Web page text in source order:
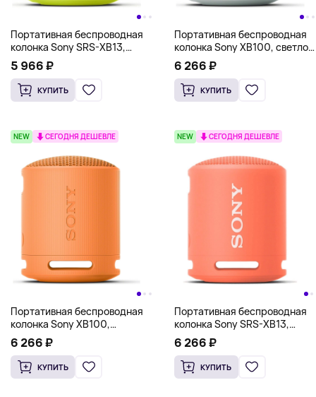
Портативная беспроводная
колонка Sony SRS-XB13,
желтый
5 966 ₽
КУПИТЬ
Портативная беспроводная
колонка Sony XB100, светло-
серый
6 266 ₽
КУПИТЬ
NEW СЕГОДНЯ ДЕШЕВЛЕ
Портативная беспроводная
колонка Sony XB100,
оранжевый
6 266 ₽
КУПИТЬ
NEW СЕГОДНЯ ДЕШЕВЛЕ
Портативная беспроводная
колонка Sony SRS-XB13,
оранжевый
6 266 ₽
КУПИТЬ